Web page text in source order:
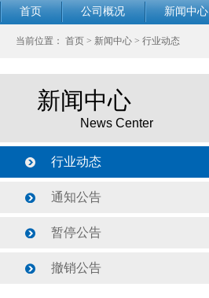
首页 公司概况 新闻中心
当前位置： 首页 > 新闻中心 > 行业动态
新闻中心
News Center
行业动态
通知公告
暂停公告
撤销公告